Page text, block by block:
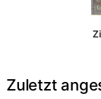
Zuletzt